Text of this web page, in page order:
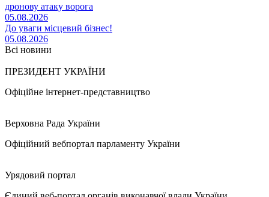
дронову атаку ворога
05.08.2026
До уваги місцевий бізнес!
05.08.2026
Всі новини
ПРЕЗИДЕНТ УКРАЇНИ
Офіційне інтернет-представництво
Верховна Рада України
Офіційний вебпортал парламенту України
Урядовий портал